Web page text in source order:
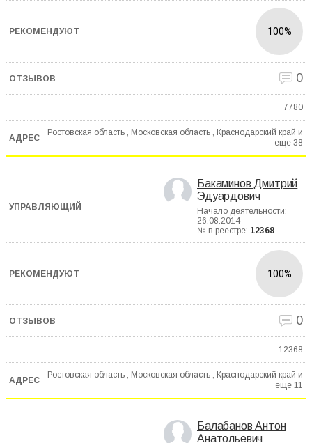
100%
0
7780
Ростовская область , Московская область , Краснодарский край и
еще 38
Бакаминов Дмитрий
Эдуардович
Начало деятельности:
26.08.2014
№ в реестре: 12368
100%
0
12368
Ростовская область , Московская область , Краснодарский край и
еще 11
Балабанов Антон
Анатольевич